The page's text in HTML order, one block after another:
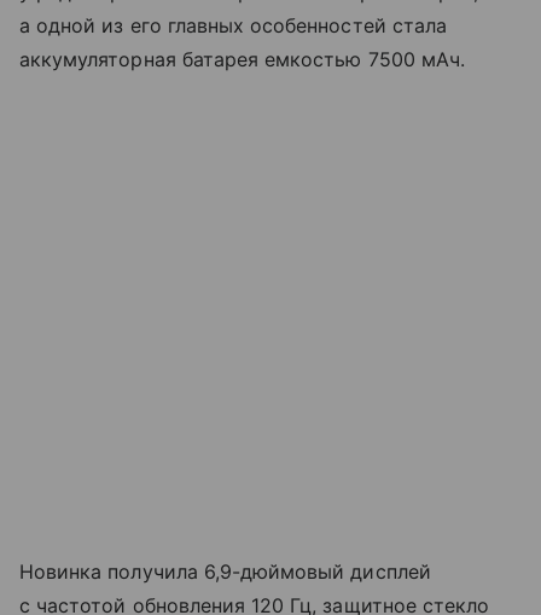
а одной из его главных особенностей стала
аккумуляторная батарея емкостью 7500 мАч.
Новинка получила 6,9-дюймовый дисплей
с частотой обновления 120 Гц, защитное стекло